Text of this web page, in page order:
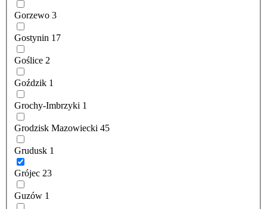
Gorzewo 3
Gostynin 17
Goślice 2
Goździk 1
Grochy-Imbrzyki 1
Grodzisk Mazowiecki 45
Grudusk 1
Grójec 23
Guzów 1